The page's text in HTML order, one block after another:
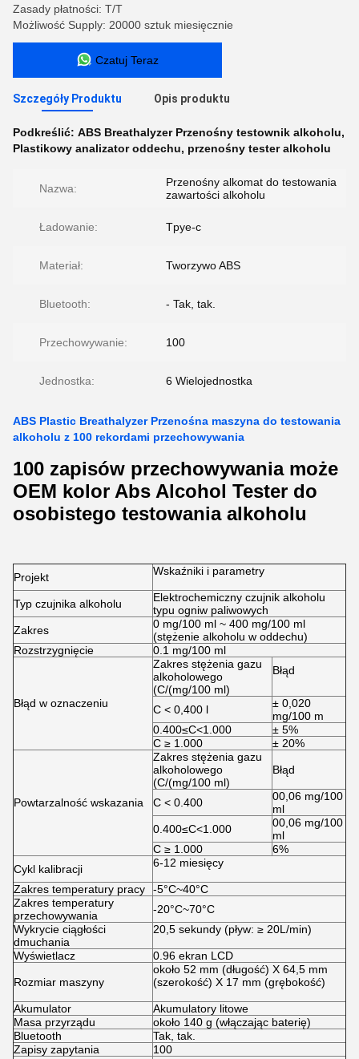
Zasady płatności: T/T
Możliwość Supply: 20000 sztuk miesięcznie
Czatuj Teraz
Szczegóły Produktu Opis produktu
Podkreślić: ABS Breathalyzer Przenośny testownik alkoholu,
Plastikowy analizator oddechu, przenośny tester alkoholu
Nazwa:
Przenośny alkomat do testowania
zawartości alkoholu
Ładowanie: Tpye-c
Materiał: Tworzywo ABS
Bluetooth: - Tak, tak.
Przechowywanie: 100
Jednostka: 6 Wielojednostka
ABS Plastic Breathalyzer Przenośna maszyna do testowania
alkoholu z 100 rekordami przechowywania
100 zapisów przechowywania może
OEM kolor Abs Alcohol Tester do
osobistego testowania alkoholu
Projekt Wskaźniki i parametry
Typ czujnika alkoholu
Elektrochemiczny czujnik alkoholu
typu ogniw paliwowych
Zakres
0 mg/100 ml ~ 400 mg/100 ml
(stężenie alkoholu w oddechu)
Rozstrzygnięcie
0.1 mg/100 ml
Błąd w oznaczeniu
Zakres stężenia gazu
alkoholowego
(C/(mg/100 ml)
Błąd
C < 0,400 l
± 0,020
mg/100 m
0.400≤C<1.000
± 5%
C ≥ 1.000
± 20%
Powtarzalność wskazania
Zakres stężenia gazu
alkoholowego
(C/(mg/100 ml)
Błąd
C < 0.400
00,06 mg/100
ml
0.400≤C<1.000
00,06 mg/100
ml
C ≥ 1.000
6%
Cykl kalibracji
6-12 miesięcy
Zakres temperatury pracy
-5°C~40°C
Zakres temperatury
przechowywania
-20°C~70°C
Wykrycie ciągłości
dmuchania
20,5 sekundy (pływ: ≥ 20L/min)
Wyświetlacz 0.96 ekran LCD
Rozmiar maszyny
około 52 mm (długość) X 64,5 mm
(szerokość) X 17 mm (grębokość)
Akumulator
Akumulatory litowe
Masa przyrządu
około 140 g (włączając baterię)
Bluetooth
Tak, tak.
Zapisy zapytania
100